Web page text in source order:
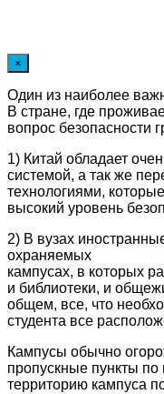
×
Один из наиболее
В стране, где
вопрос безопасности
1) Китай обладает
системой, а так же
технологиями,
высокий уровень
2) В вузах
охраняемых
кампусах, в которых
и библиотеки, и
общем, все, что
студента все
Кампусы обычно
пропускные пункты по
территорию кампуса